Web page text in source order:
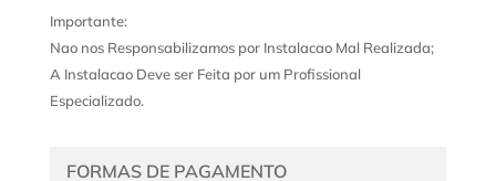
Importante:
Nao nos Responsabilizamos por Instalacao Mal Realizada;
A Instalacao Deve ser Feita por um Profissional
Especializado.
FORMAS DE PAGAMENTO